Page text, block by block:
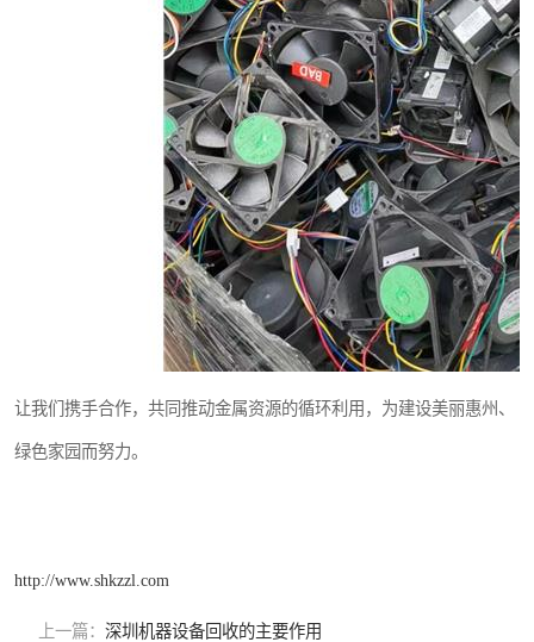
让我们携手合作，共同推动金属资源的循环利用，为建设美丽惠州、
绿色家园而努力。
http://www.shkzzl.com
上一篇： 深圳机器设备回收的主要作用